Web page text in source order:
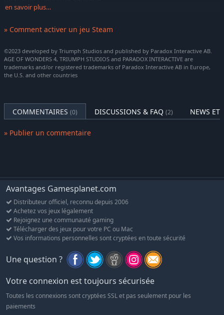
retournez défendre Athla dans une confrontation épique qui
2 nouvelles formes :
Forme de Syron
2 nouvelles montures :
événements comprennent 4 mini crises, appelées Tribut des
saisons, aux cartes tactiques, unités et mécaniques uniques.
Terminer ces événements vous permettra de transformer un de
vos héros en un véritable fléau.
Nouveaux tomes :
Tome du tentacule : spécialise dans l'utilisation de
tentacules pour immobiliser et blesser les ennemis. Accorde
le Constricteur, une unité avec des tentacules à la place des
bras.
Tome des Flammes purificatrices : un tome pour permettre
en savoir plus…
» Comment activer un jeu Steam
©2023 developed by Triumph Studios and published by Paradox Interactive AB.
AGE OF WONDERS 4, TRIUMPH STUDIOS and PARADOX INTERACTIVE are
trademarks and/or registered trademarks of Paradox Interactive AB in Europe,
the U.S. and other countries
COMMENTAIRES (0) DISCUSSIONS & FAQ (2) NEWS ET
» Publier un commentaire
Avantages Gamesplanet.com
Distributeur officiel, reconnu depuis 2006
Achetez vos jeux légalement
Rejoignez une communauté gaming
Télécharger des jeux pour votre PC ou Mac
Vos informations personnelles sont cryptées en toute sécurité
Une question ?
Votre connexion est toujours sécurisée
Toutes les connexions sont cryptées SSL et pas seulement pour les
paiements